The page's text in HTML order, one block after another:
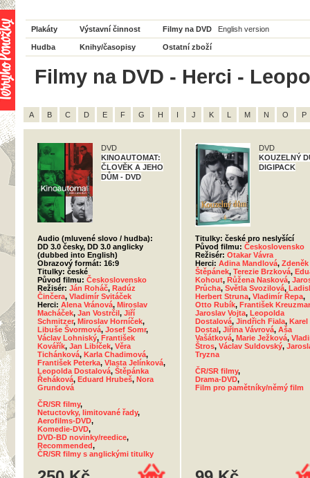
Plakáty Výstavní činnost Filmy na DVD English version
Hudba Knihy/časopisy Ostatní zboží
Filmy na DVD - Herci -
A B C D E F G H I J K L M N O P
DVD
KINOAUTOMAT:
ČLOVĚK A JEHO
DŮM - DVD
Audio (mluvené slovo / hudba):
DD 3.0 česky, DD 3.0 anglicky
(dubbed into English)
Obrazový formát: 16:9
Titulky: české
Původ filmu: Československo
Režisér: Ján Roháč, Radúz
Činčera, Vladimír Svitáček
Herci: Alena Vránová, Miroslav
Macháček, Jan Vostrčil, Jiří
Schmitzer, Miroslav Horníček,
Libuše Švormová, Josef Somr,
Václav Lohniský, František
Kovářík, Jan Libíček, Věra
Tichánková, Karla Chadimová,
František Peterka, Vlasta Jelínková,
Leopolda Dostalová, Štěpánka
Řeháková, Eduard Hrubeš, Nora
Grundová
ČR/SR filmy,
Netuctovky, limitované řady,
Aerofilms-DVD,
Komedie-DVD,
DVD-BD novinky/reedice,
Recommended,
ČR/SR filmy s anglickými titulky
DVD
KOUZELNÝ
DIGIPACK
Titulky: české pro neslyšící
Původ filmu: Československo
Režisér: Otakar Vávra
Herci: Adina Mandlová, Zdeněk
Štěpánek, Terezie Brzková,
Kohout, Růžena Nasková,
Průcha, Světla Svozilová,
Herbert Struna, Vladimír Řepa,
Otto Rubík, František
Jaroslav Vojta, Leopolda
Dostalová, Jindřich Fiala, Karel
Dostal, Jiřina Vávrová, Aša
Vašátková, Marie Ježková,
Štros, Václav Suldovský,
Tryzna
ČR/SR filmy,
Drama-DVD,
Film pro pamětníky/němý film